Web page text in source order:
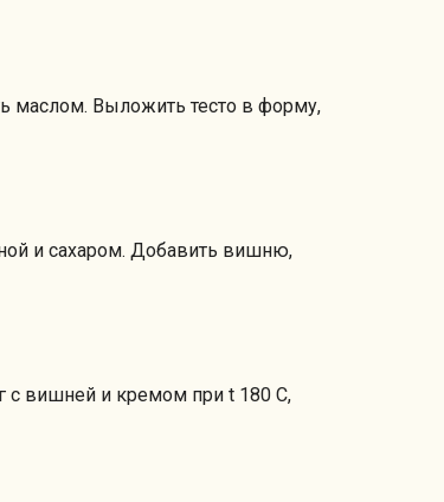
маслом. Выложить тесто в форму,
и сахаром. Добавить вишню,
с вишней и кремом при t 180 С,